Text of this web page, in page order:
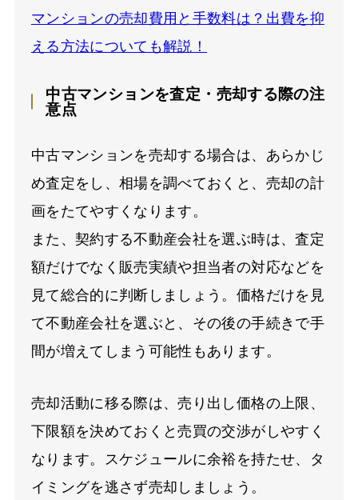
マンションの売却費用と手数料は？出費を抑
える方法についても解説！
中古マンションを査定・売却する際の注
意点
中古マンションを売却する場合は、あらかじ
め査定をし、相場を調べておくと、売却の計
画をたてやすくなります。
また、契約する不動産会社を選ぶ時は、査定
額だけでなく販売実績や担当者の対応などを
見て総合的に判断しましょう。価格だけを見
て不動産会社を選ぶと、その後の手続きで手
間が増えてしまう可能性もあります。
売却活動に移る際は、売り出し価格の上限、
下限額を決めておくと売買の交渉がしやすく
なります。スケジュールに余裕を持たせ、タ
イミングを逃さず売却しましょう。